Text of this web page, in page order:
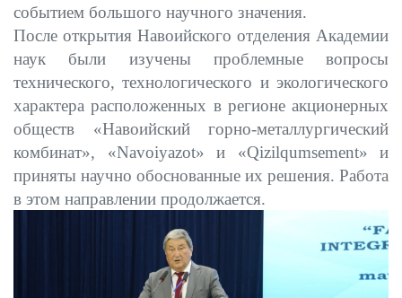
событием большого научного значения.
После открытия Навоийского отделения Академии
наук были изучены проблемные вопросы
технического, технологического и экологического
характера расположенных в регионе акционерных
обществ «Навоийский горно-металлургический
комбинат», «Navoiyazot» и «Qizilqumsement» и
приняты научно обоснованные их решения. Работа
в этом направлении продолжается.